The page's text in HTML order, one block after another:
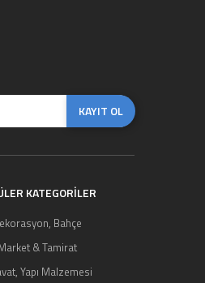
KAYIT OL
KATEGORİLER
Bahçe
& Tamirat
Yapı Malzemesi